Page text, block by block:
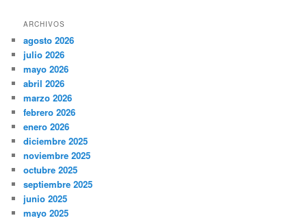
ARCHIVOS
agosto 2026
julio 2026
mayo 2026
abril 2026
marzo 2026
febrero 2026
enero 2026
diciembre 2025
noviembre 2025
octubre 2025
septiembre 2025
junio 2025
mayo 2025